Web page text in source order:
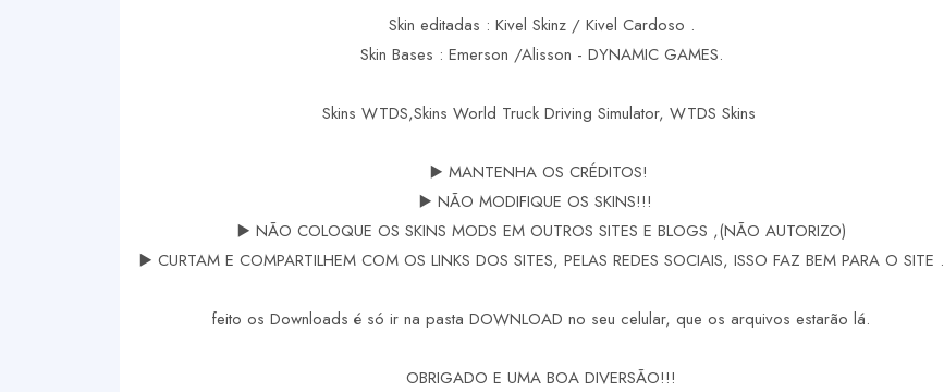
Skin editadas : Kivel Skinz / Kivel Cardoso .
Skin Bases : Emerson /Alisson - DYNAMIC GAMES.
Skins WTDS,Skins World Truck Driving Simulator, WTDS Skins
▶️ MANTENHA OS CRÉDITOS!
▶️ NÃO MODIFIQUE OS SKINS!!!
▶️ NÃO COLOQUE OS SKINS MODS EM OUTROS SITES E BLOGS ,(NÃO AUTORIZO)
▶️ CURTAM E COMPARTILHEM COM OS LINKS DOS SITES, PELAS REDES SOCIAIS, ISSO FAZ BEM PARA O SITE .
feito os Downloads é só ir na pasta DOWNLOAD no seu celular, que os arquivos estarão lá.
OBRIGADO E UMA BOA DIVERSÃO!!!